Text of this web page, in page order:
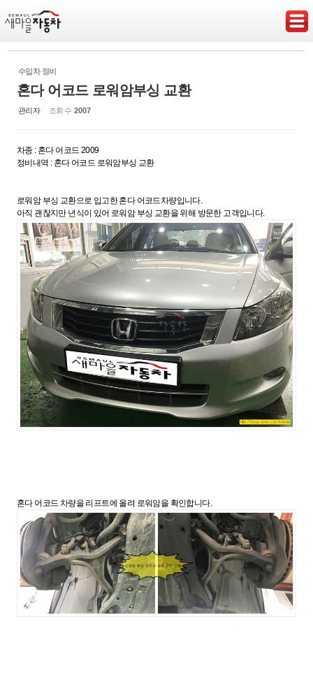
수입차 정비
혼다 어코드 로워암부싱 교환
관리자 조회 수 2007
차종 : 혼다 어코드 2009
정비내역 : 혼다 어코드 로워암부싱 교환
로워암 부싱 교환으로 입고한 혼다 어코드차량입니다.
아직 괜찮지만 년식이 있어 로워암 부싱 교환을 위해 방문한 고객입니다.
혼다 어코드 차량을 리프트에 올려 로워암을 확인합니다.
Sketchbook5, 스케치북5
Sketchbook5, 스케치북5